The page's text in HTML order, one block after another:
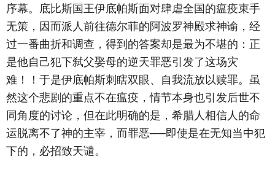
序幕。底比斯国王伊底帕斯面对肆虐全国的瘟疫束手
无策，因而派人前往德尔菲的阿波罗神殿求神谕，经
过一番曲折和调查，得到的答案却是最为不堪的：正
是他自己犯下弑父娶母的逆天罪恶引发了这场灾
难！！于是伊底帕斯刺瞎双眼、自我流放以赎罪。虽
然这个悲剧的重点不在瘟疫，情节本身也引发后世不
同角度的讨论，但在此明确的是，希腊人相信人的命
运脱离不了神的主宰，而罪恶──即使是在无知当中犯
下的，必招致天谴。